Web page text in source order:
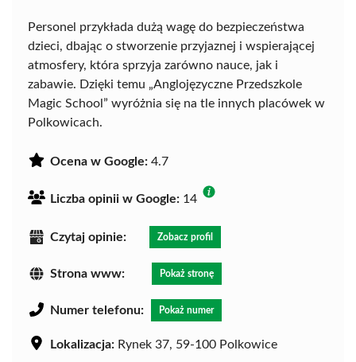
Personel przykłada dużą wagę do bezpieczeństwa
dzieci, dbając o stworzenie przyjaznej i wspierającej
atmosfery, która sprzyja zarówno nauce, jak i
zabawie. Dzięki temu „Anglojęzyczne Przedszkole
Magic School” wyróżnia się na tle innych placówek w
Polkowicach.
Ocena w Google: 4.7
Liczba opinii w Google: 14
Czytaj opinie: Zobacz profil
Strona www: Pokaż stronę
Numer telefonu: Pokaż numer
Lokalizacja: Rynek 37, 59-100 Polkowice